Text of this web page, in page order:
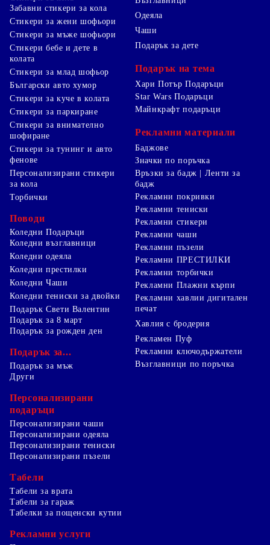
Забавни стикери за кола
Стикери за жени шофьори
Стикери за мъже шофьори
Стикери бебе и дете в
колата
Стикери за млад шофьор
Български авто хумор
Стикери за куче в колата
Стикери за паркиране
Стикери за внимателно
шофиране
Стикери за тунинг и авто
фенове
Персонализирани стикери
за кола
Торбички
Поводи
Коледни Подаръци
Коледни възглавници
Коледни одеяла
Коледни престилки
Коледни Чаши
Коледни тениски за двойки
Подарък Свети Валентин
Подарък за 8 март
Подарък за рожден ден
Подарък за...
Подарък за мъж
Одеяла
Чаши
Подарък за дете
Подарък на тема
Хари Потър Подаръци
Star Wars Подаръци
Майнкрафт подаръци
Рекламни материали
Баджове
Значки по поръчка
Връзки за бадж | Ленти за
бадж
Рекламни покривки
Рекламни тениски
Рекламни стикери
Рекламни чаши
Рекламни пъзели
Рекламни ПРЕСТИЛКИ
Рекламни торбички
Рекламни Плажни кърпи
Рекламни хавлии дигитален
печат
Хавлия с бродерия
Рекламен Пуф
Рекламни ключодържатели
Възглавници по поръчка
Други
Персонализирани
подаръци
Персонализирани чаши
Персонализирани одеяла
Персонализирани тениски
Персонализирани пъзели
Табели
Табели за врата
Табели за гараж
Табелки за пощенски кутии
Рекламни услуги